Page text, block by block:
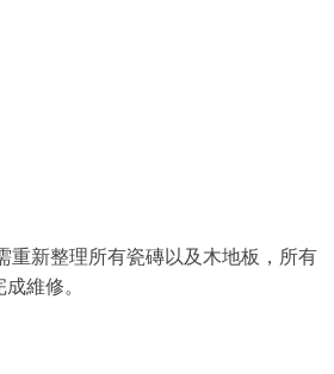
新整理所有瓷磚以及木地板，所有
維修。